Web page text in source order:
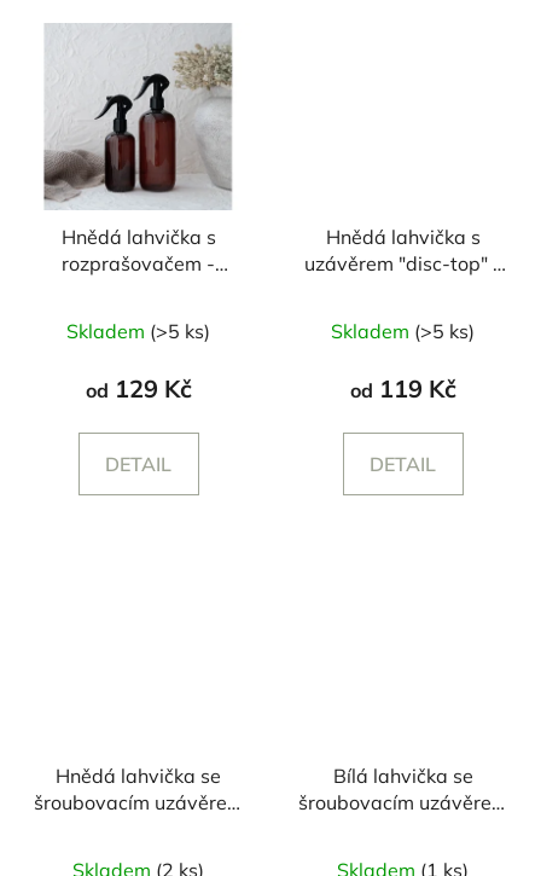
Hnědá lahvička s
rozprašovačem -
hodnocení
produktu
5,0
z
Skladem (>5 ks)
od 129 Kč
DETAIL
Hnědá lahvička s
uzávěrem "disc-top" -
Skladem (>5 ks)
od 119 Kč
DETAIL
Hnědá lahvička se
šroubovacím uzávěrem
Skladem (2 ks)
Bílá lahvička se
šroubovacím uzávěrem
Skladem (1 ks)